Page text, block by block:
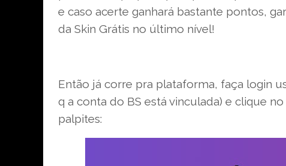
e caso acerte ganhará bastante pontos,
da Skin Grátis no último nível!
Então já corre pra plataforma, faça login
q a conta do BS está vinculada) e clique
palpites: